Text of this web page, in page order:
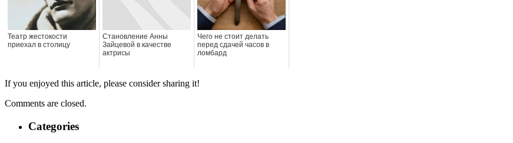
Театр жестокости
приехал в столицу
Становление Анны
Зайцевой в качестве
актрисы
Чего не стоит делать
перед сдачей часов в
ломбард
If you enjoyed this article, please consider sharing it!
Comments are closed.
Categories